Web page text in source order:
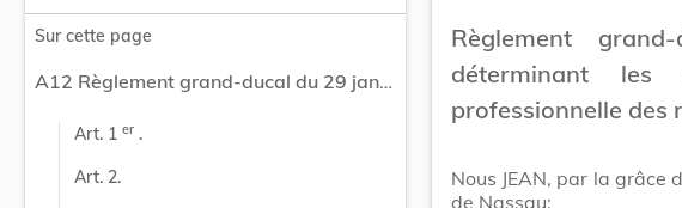
Sur cette page
A12 Règlement grand-ducal du 29 janvier 1993 déterminant les conditions de qualification professionnelle des réviseurs d'entreprises.
Art. 1 er .
Art. 2.
Règlement
déterminant les
professionnelle des
Nous JEAN, par la grâce
de Nassau;